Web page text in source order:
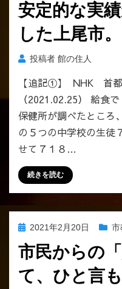
実
ー
の
意
見
不
ー
の
安定的な実
した上尾市
投稿者 館の住人
【追記①】 NHK 首
（2021.02.25） 給食
保健所が調べたところ
の５つの中学校の生徒
せて７１８…
続きを読む
投
日:
2021年2月20日 市
市民からの
て、ひと言